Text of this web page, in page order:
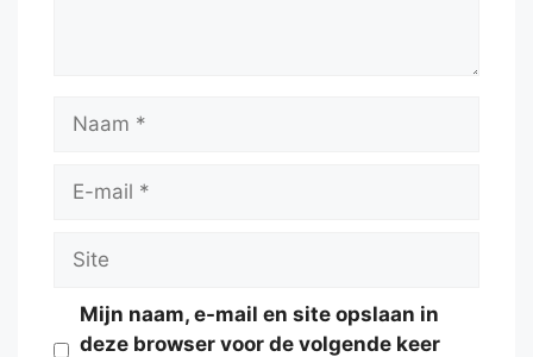
Naam
Site
Mijn naam, e-mail en site opslaan in
deze browser voor de volgende keer